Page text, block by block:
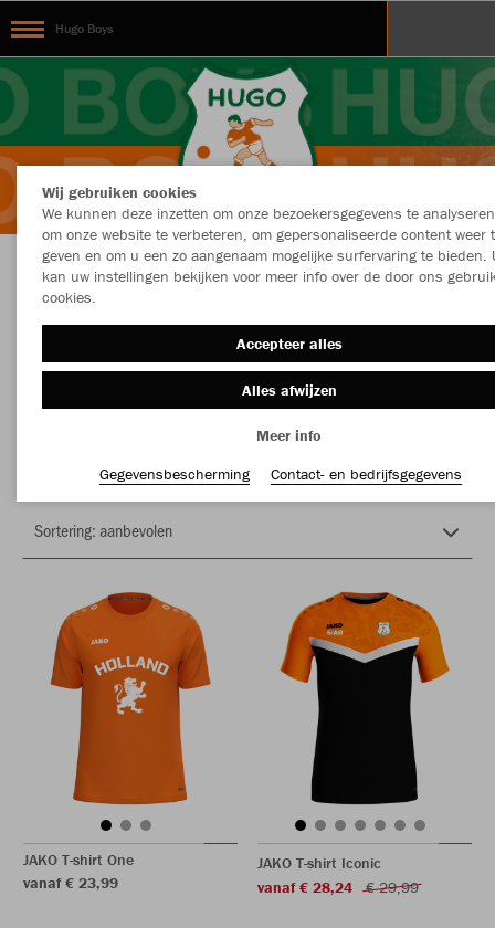
Hugo Boys
Hugo Boys
Nieuw
JAKO T-shirt One
vanaf € 23,99
JAKO T-shirt Iconic
vanaf € 28,24
€ 29,99
Wij gebruiken cookies
We kunnen deze inzetten om onze bezoekersgegevens te
om onze website te verbeteren, om gepersonaliseerde content weer
geven en om u een zo aangenaam mogelijke surfervaring te bieden.
kan uw instellingen bekijken voor meer info over de door ons
cookies.
Accepteer alles
Alles afwijzen
Meer info
Gegevensbescherming
Contact- en bedrijfsgegevens